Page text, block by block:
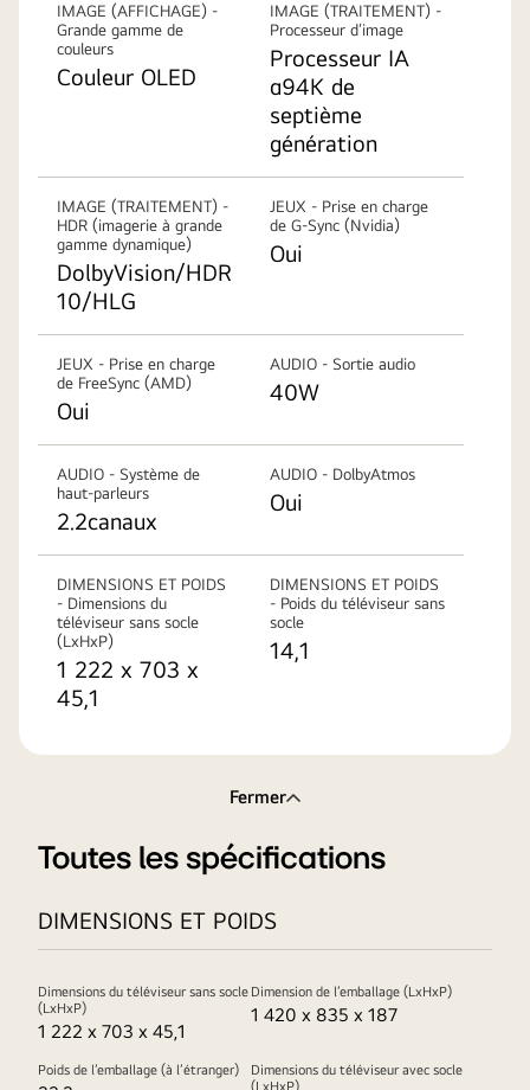
IMAGE (AFFICHAGE) -
Grande gamme de
couleurs
Couleur OLED
IMAGE (TRAITEMENT) -
Processeur d’image
Processeur IA
α94K de
septième
génération
IMAGE (TRAITEMENT) -
HDR (imagerie à grande
gamme dynamique)
DolbyVision/HDR
10/HLG
JEUX - Prise en charge
de G-Sync (Nvidia)
Oui
JEUX - Prise en charge
de FreeSync (AMD)
Oui
AUDIO - Sortie audio
40W
AUDIO - Système de
haut-parleurs
2.2canaux
AUDIO - DolbyAtmos
Oui
DIMENSIONS ET POIDS
- Dimensions du
téléviseur sans socle
(LxHxP)
1 222 x 703 x
45,1
DIMENSIONS ET POIDS
- Poids du téléviseur sans
socle
14,1
Fermer
Toutes les spécifications
DIMENSIONS ET POIDS
Dimensions du téléviseur sans socle
(LxHxP)
1 222 x 703 x 45,1
Dimension de l’emballage (LxHxP)
1 420 x 835 x 187
Poids de l’emballage (à l’étranger)
Dimensions du téléviseur avec socle
(LxHxP)